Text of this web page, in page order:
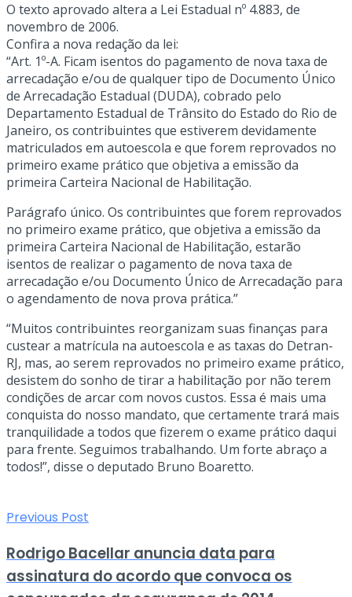
O texto aprovado altera a Lei Estadual nº 4.883, de
novembro de 2006.
Confira a nova redação da lei:
“Art. 1º-A. Ficam isentos do pagamento de nova taxa de
arrecadação e/ou de qualquer tipo de Documento Único
de Arrecadação Estadual (DUDA), cobrado pelo
Departamento Estadual de Trânsito do Estado do Rio de
Janeiro, os contribuintes que estiverem devidamente
matriculados em autoescola e que forem reprovados no
primeiro exame prático que objetiva a emissão da
primeira Carteira Nacional de Habilitação.
Parágrafo único. Os contribuintes que forem reprovados
no primeiro exame prático, que objetiva a emissão da
primeira Carteira Nacional de Habilitação, estarão
isentos de realizar o pagamento de nova taxa de
arrecadação e/ou Documento Único de Arrecadação para
o agendamento de nova prova prática.”
“Muitos contribuintes reorganizam suas finanças para
custear a matrícula na autoescola e as taxas do Detran-
RJ, mas, ao serem reprovados no primeiro exame prático,
desistem do sonho de tirar a habilitação por não terem
condições de arcar com novos custos. Essa é mais uma
conquista do nosso mandato, que certamente trará mais
tranquilidade a todos que fizerem o exame prático daqui
para frente. Seguimos trabalhando. Um forte abraço a
todos!”, disse o deputado Bruno Boaretto.
Previous Post
Rodrigo Bacellar anuncia data para
assinatura do acordo que convoca os